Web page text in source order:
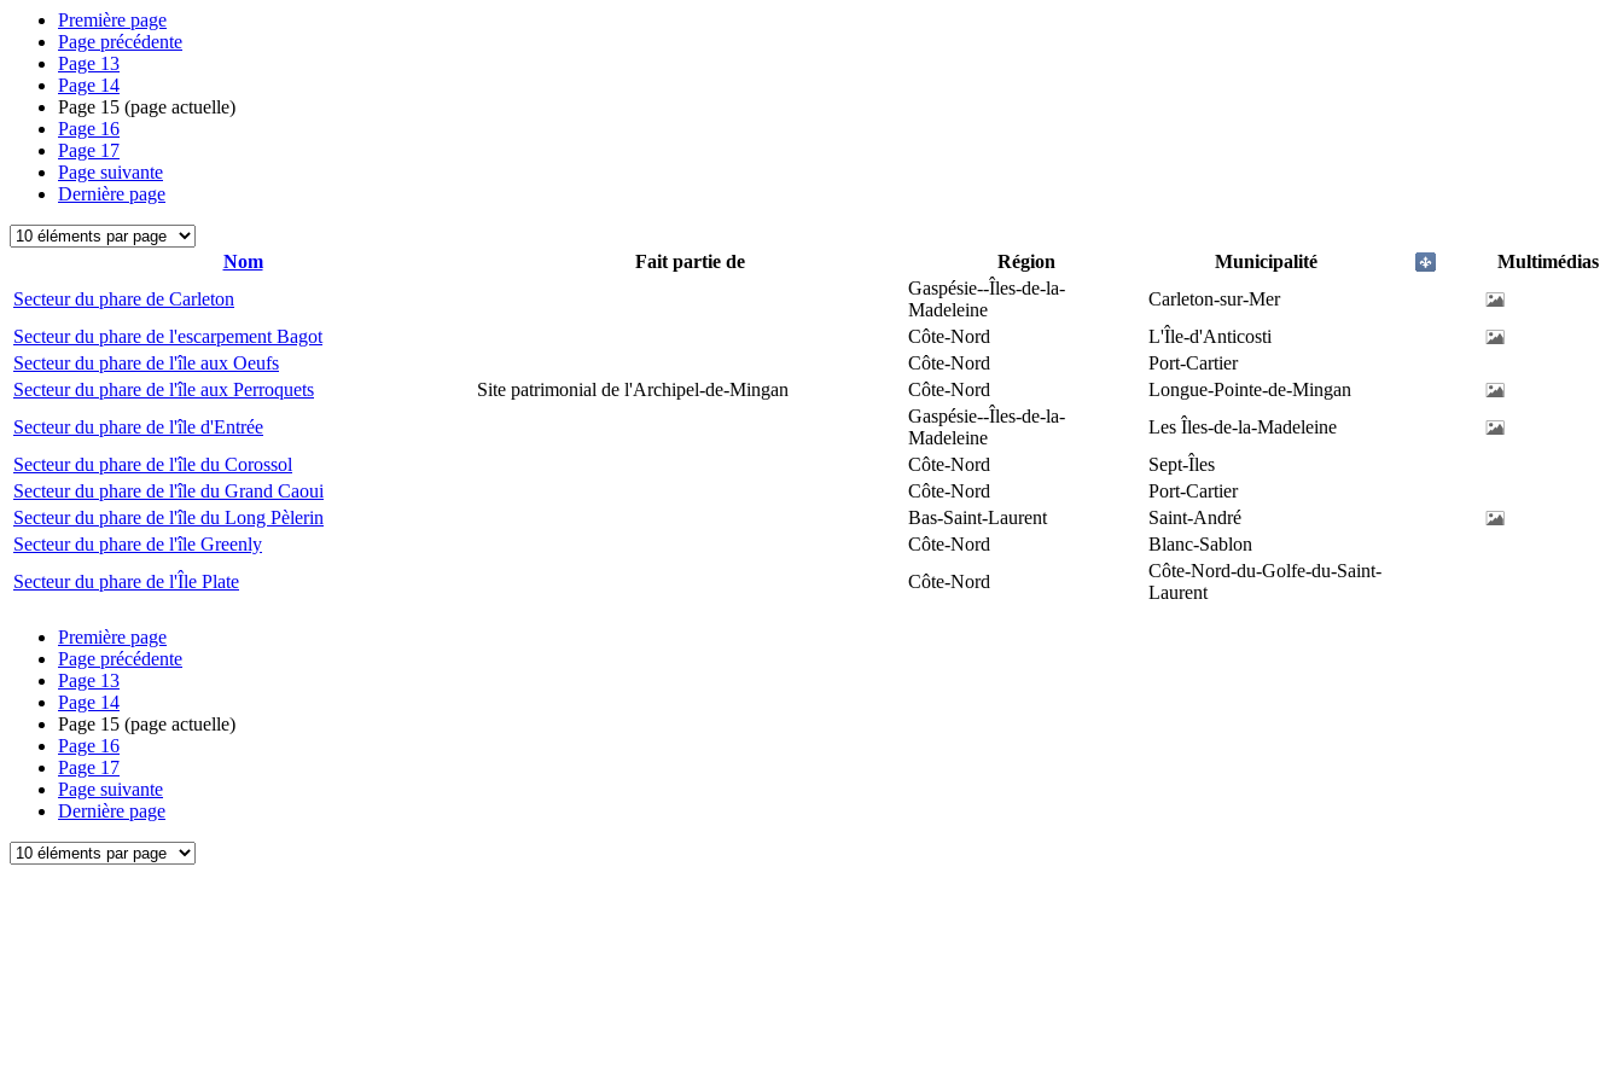
Première page
Page précédente
Page 13
Page 14
Page 15 (page actuelle)
Page 16
Page 17
Page suivante
Dernière page
Nom Fait partie de Région Municipalité
Multimédias
Secteur du phare de Carleton
Gaspésie--Îles-de-la-
Madeleine
Carleton-sur-Mer
Secteur du phare de l'escarpement Bagot
Côte-Nord
L'Île-d'Anticosti
Secteur du phare de l'île aux Oeufs
Côte-Nord
Port-Cartier
Secteur du phare de l'île aux Perroquets
Site patrimonial de l'Archipel-de-Mingan Côte-Nord
Longue-Pointe-de-Mingan
Secteur du phare de l'île d'Entrée
Gaspésie--Îles-de-la-
Madeleine
Les Îles-de-la-Madeleine
Secteur du phare de l'île du Corossol
Côte-Nord
Sept-Îles
Secteur du phare de l'île du Grand Caoui
Côte-Nord
Port-Cartier
Secteur du phare de l'île du Long Pèlerin
Bas-Saint-Laurent
Saint-André
Secteur du phare de l'île Greenly
Côte-Nord
Blanc-Sablon
Secteur du phare de l'Île Plate
Côte-Nord
Côte-Nord-du-Golfe-du-Saint-
Laurent
Première page
Page précédente
Page 13
Page 14
Page 15 (page actuelle)
Page 16
Page 17
Page suivante
Dernière page